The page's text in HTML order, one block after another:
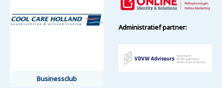
Businessclub
Administratief partner: